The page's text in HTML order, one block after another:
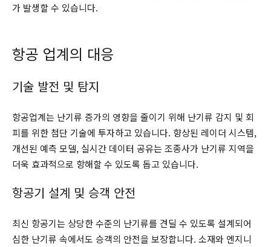
가 발생할 수 있습니다.
항공 업계의 대응
기술 발전 및 탐지
항공업계는 난기류 증가의 영향을 줄이기 위해 난기류 감지 및 회
피를 위한 첨단 기술에 투자하고 있습니다. 향상된 레이더 시스템,
개선된 예측 모델, 실시간 데이터 공유는 조종사가 난기류 지역을
더욱 효과적으로 항해할 수 있도록 돕고 있습니다.
항공기 설계 및 승객 안전
최신 항공기는 상당한 수준의 난기류를 견딜 수 있도록 설계되어
심한 난기류 속에서도 승객의 안전을 보장합니다. 소재와 엔지니